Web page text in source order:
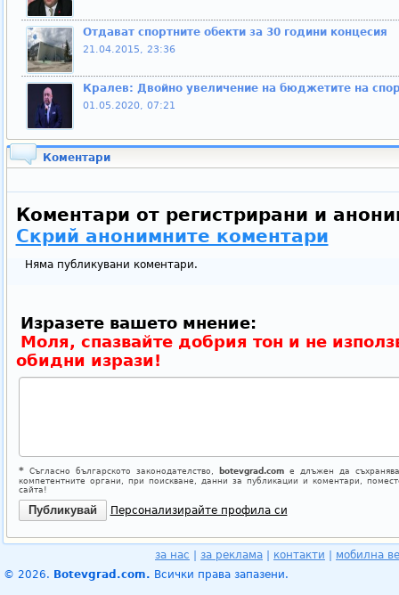
Отдават спортните обекти за 30 години концесия
21.04.2015, 23:36
Кралев: Двойно увеличение на бюджетите на
01.05.2020, 07:21
Коментари
Коментари от регистрирани и
Скрий анонимните коментари
Няма публикувани коментари.
Изразете вашето мнение:
Моля, спазвайте добрия тон и не
обидни изрази!
*Съгласно българското законодателство, botevgrad.comе длъжен да
компетентните органи, при поискване, данни за публикации и коментари,
сайта!
Персонализирайте профила си
за нас за реклама контакти
мобилна
© 2026. Botevgrad.com. Всички права запазени.